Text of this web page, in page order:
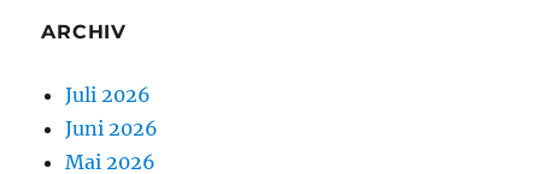
ARCHIV
Juli 2026
Juni 2026
Mai 2026